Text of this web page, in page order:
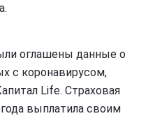
оглашены данные о
с коронавирусом,
Life. Страховая
выплатила своим